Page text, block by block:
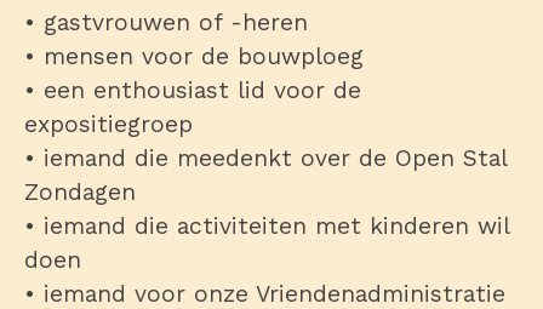
• gastvrouwen of -heren
• mensen voor de bouwploeg
• een enthousiast lid voor de
expositiegroep
• iemand die meedenkt over de Open Stal
Zondagen
• iemand die activiteiten met kinderen wil
doen
• iemand voor onze Vriendenadministratie